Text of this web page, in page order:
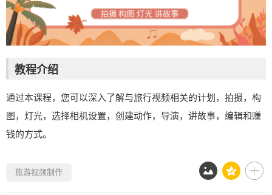
教程介绍
通过本课程，您可以深入了解与旅行视频相关的计划，拍摄，构
图，灯光，选择相机设置，创建动作，导演，讲故事，编辑和赚
钱的方式。
旅游视频制作